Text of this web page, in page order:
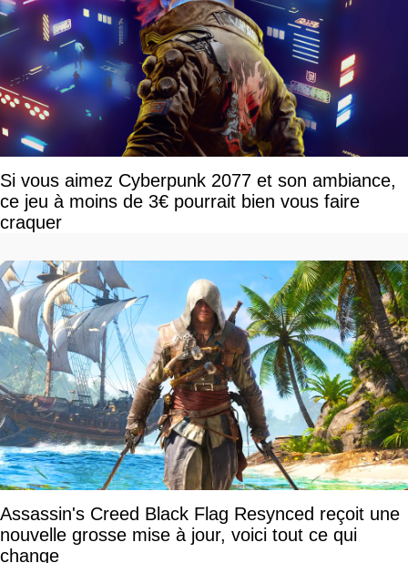
Si vous aimez Cyberpunk 2077 et son ambiance,
ce jeu à moins de 3€ pourrait bien vous faire
craquer
Assassin's Creed Black Flag Resynced reçoit une
nouvelle grosse mise à jour, voici tout ce qui
change